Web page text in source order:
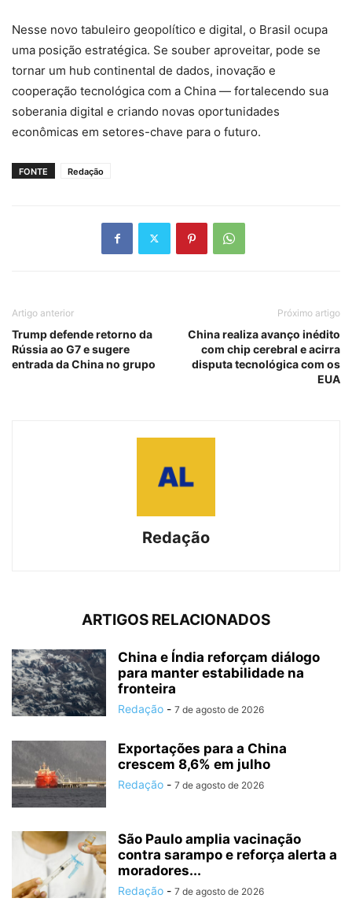
Nesse novo tabuleiro geopolítico e digital, o Brasil ocupa
uma posição estratégica. Se souber aproveitar, pode se
tornar um hub continental de dados, inovação e
cooperação tecnológica com a China — fortalecendo sua
soberania digital e criando novas oportunidades
econômicas em setores-chave para o futuro.
FONTE Redação
Artigo anterior
Trump defende retorno da
Rússia ao G7 e sugere
entrada da China no grupo
Próximo artigo
China realiza avanço inédito
com chip cerebral e acirra
disputa tecnológica com os
EUA
Redação
ARTIGOS RELACIONADOS
China e Índia reforçam diálogo
para manter estabilidade na
fronteira
Redação - 7 de agosto de 2026
Exportações para a China
crescem 8,6% em julho
Redação - 7 de agosto de 2026
São Paulo amplia vacinação
contra sarampo e reforça alerta a
moradores...
Redação - 7 de agosto de 2026